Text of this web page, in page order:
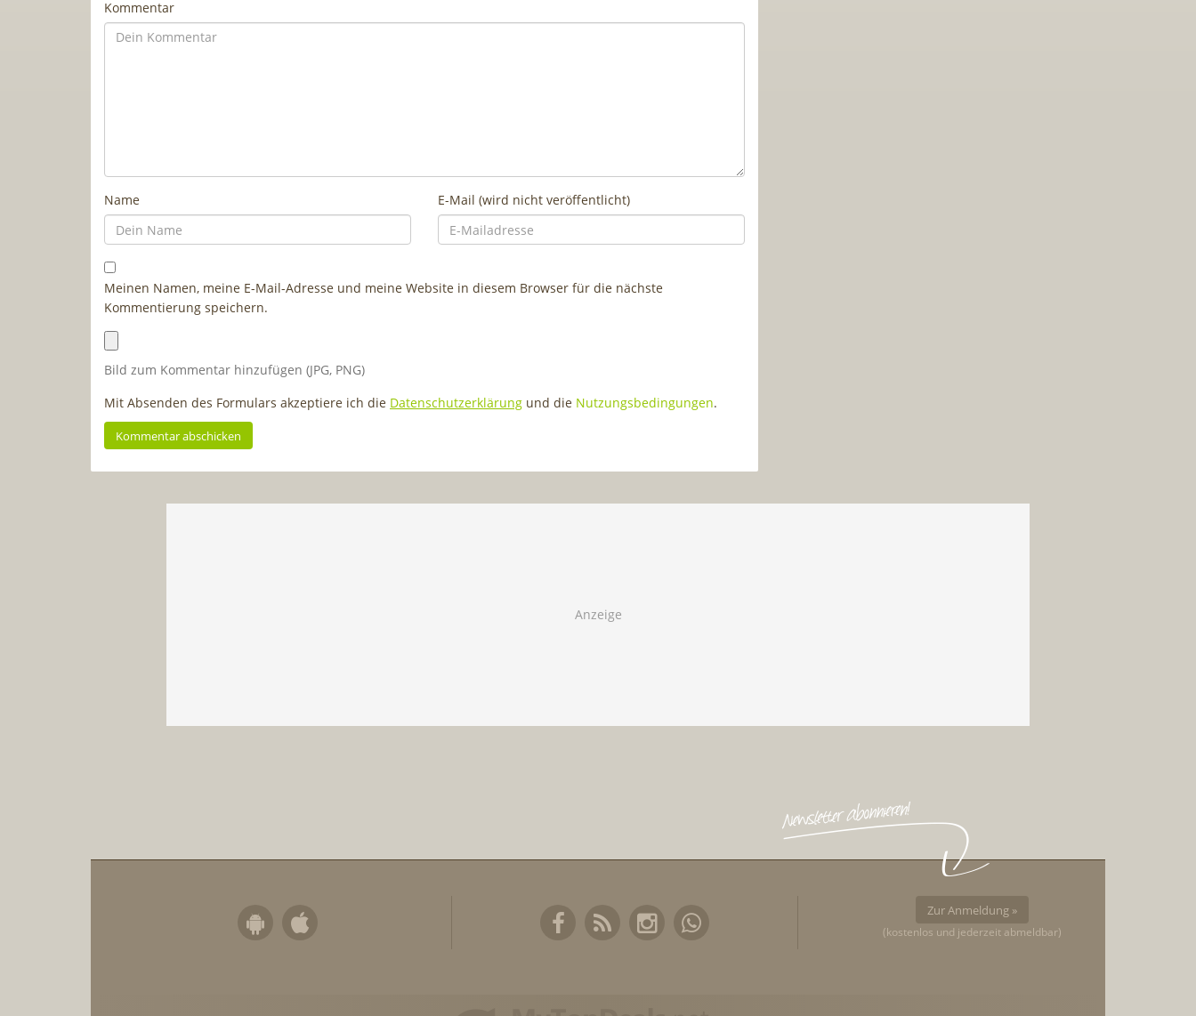
Kommentar
Name E-Mail (wird nicht veröffentlicht)
Meinen Namen, meine E-Mail-Adresse und meine Website in diesem Browser für die nächste
Kommentierung speichern.
Bild zum Kommentar hinzufügen (JPG, PNG)
Mit Absenden des Formulars akzeptiere ich die Datenschutzerklärung und die Nutzungsbedingungen.
Zur Anmeldung »
(kostenlos und jederzeit abmeldbar)